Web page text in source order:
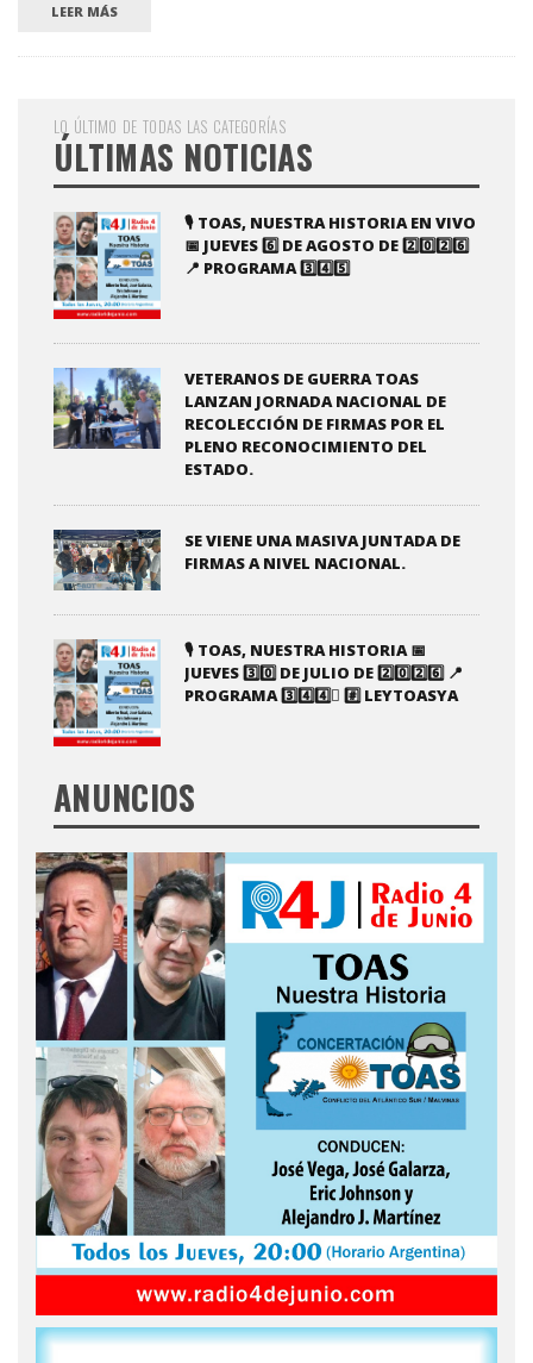
LEER MÁS
LO ÚLTIMO DE TODAS LAS CATEGORÍAS
ÚLTIMAS NOTICIAS
🎙️ TOAS, NUESTRA HISTORIA EN VIVO
📅 JUEVES 6️⃣ DE AGOSTO DE 2️⃣0️⃣2️⃣6️⃣
📍 PROGRAMA 3️⃣4️⃣5️⃣
VETERANOS DE GUERRA TOAS
LANZAN JORNADA NACIONAL DE
RECOLECCIÓN DE FIRMAS POR EL
PLENO RECONOCIMIENTO DEL
ESTADO.
SE VIENE UNA MASIVA JUNTADA DE
FIRMAS A NIVEL NACIONAL.
🎙️ TOAS, NUESTRA HISTORIA 📅
JUEVES 3️⃣0️⃣ DE JULIO DE 2️⃣0️⃣2️⃣6️⃣ 📍
PROGRAMA 3️⃣4️⃣4️⃣️⃣ #️⃣ LEYTOASYA
ANUNCIOS